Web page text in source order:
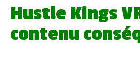
Hustle Kings
contenu